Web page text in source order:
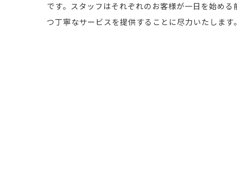
です。スタッフはそれぞれのお客様が一日を始め
つ丁寧なサービスを提供することに尽力いたします。